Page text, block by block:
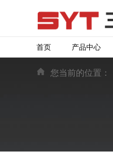
首页 产品中心
您当前的位置：